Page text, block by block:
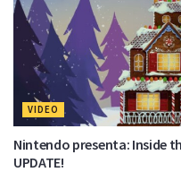
VIDEO
Nintendo presenta: Inside
UPDATE!